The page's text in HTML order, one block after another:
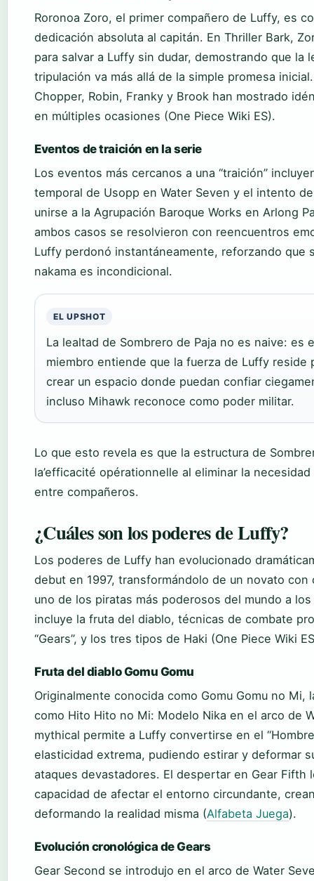
Roronoa Zoro, el primer compañero de Luffy, es
dedicación absoluta al capitán. En Thriller Bark,
para salvar a Luffy sin dudar, demostrando que la
tripulación va más allá de la simple promesa
Chopper, Robin, Franky y Brook han mostrado
en múltiples ocasiones (One Piece Wiki ES).
Eventos de traición en la serie
Los eventos más cercanos a una “traición”
temporal de Usopp en Water Seven y el intento
unirse a la Agrupación Baroque Works en Arlong
ambos casos se resolvieron con reencuentros
Luffy perdonó instantáneamente, reforzando que
nakama es incondicional.
EL UPSHOT
La lealtad de Sombrero de Paja no es naive: es
miembro entiende que la fuerza de Luffy reside
crear un espacio donde puedan confiar
incluso Mihawk reconoce como poder militar.
Lo que esto revela es que la estructura de
la’efficacité opérationnelle al eliminar la
entre compañeros.
¿Cuáles son los poderes de Luffy?
Los poderes de Luffy han evolucionado
debut en 1997, transformándolo de un novato con
uno de los piratas más poderosos del mundo a los
incluye la fruta del diablo, técnicas de combate
“Gears”, y los tres tipos de Haki (One Piece Wiki
Fruta del diablo Gomu Gomu
Originalmente conocida como Gomu Gomu no Mi,
como Hito Hito no Mi: Modelo Nika en el arco de
mythical permite a Luffy convertirse en el
elasticidad extrema, pudiendo estirar y deformar
ataques devastadores. El despertar en Gear Fifth
capacidad de afectar el entorno circundante,
deformando la realidad misma (Alfabeta Juega).
Evolución cronológica de Gears
Gear Second se introdujo en el arco de Water